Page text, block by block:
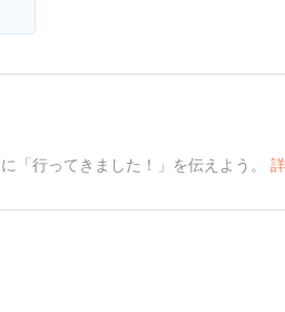
「行ってきました！」を伝えよう。